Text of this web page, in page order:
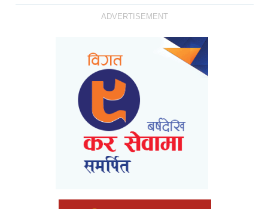
ADVERTISEMENT